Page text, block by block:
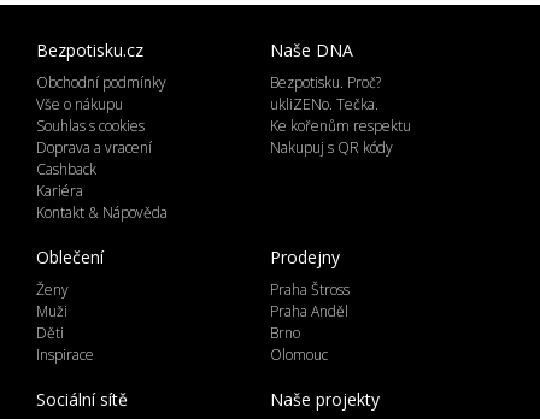
Bezpotisku.cz
Obchodní podmínky
Vše o nákupu
Souhlas s cookies
Doprava a vracení
Cashback
Kariéra
Kontakt & Nápověda
Naše DNA
Bezpotisku. Proč?
ukliZENo. Tečka.
Ke kořenům respektu
Nakupuj s QR kódy
Oblečení
Ženy
Muži
Děti
Inspirace
Prodejny
Praha Štross
Praha Anděl
Brno
Olomouc
Sociální sítě Naše projekty